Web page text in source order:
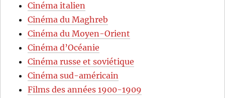
Cinéma italien
Cinéma du Maghreb
Cinéma du Moyen-Orient
Cinéma d’Océanie
Cinéma russe et soviétique
Cinéma sud-américain
Films des années 1900-1909